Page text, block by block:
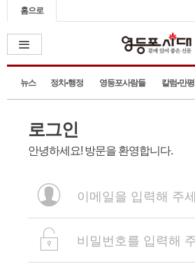
홈으로
뉴스 정치•행정 영등포사람들 칼럼•만평
로그인
안녕하세요! 방문을 환영합니다.